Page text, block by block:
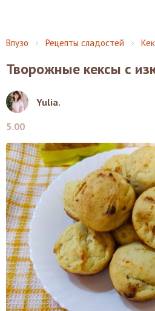
Впузо Рецепты сладостей
Творожные кексы с
Yulia.
5.00